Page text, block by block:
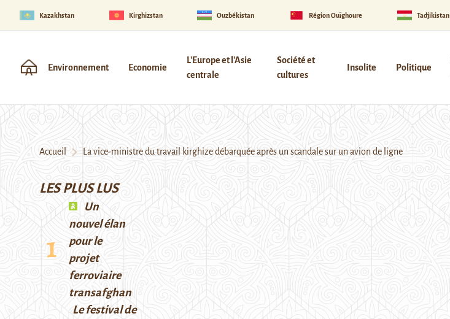
Kazakhstan Kirghizstan Ouzbékistan Région Ouïghoure Tadjikistan
Environnement Economie
L'Europe et l'Asie
centrale
Société et
cultures
Insolite Politique
Accueil La vice-ministre du travail kirghize débarquée après un scandale sur un avion de ligne
LES PLUS LUS
Un
nouvel élan
pour le
projet
ferroviaire
transafghan
Le festival de